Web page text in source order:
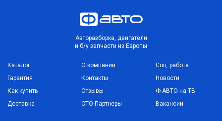
Авторазборка, двигатели
и б/у запчасти из Европы
Каталог
Гарантия
Как купить
Доставка
О компании
Контакты
Отзывы
СТО-Партнеры
Соц. работа
Новости
Ф-АВТО на ТВ
Вакансии